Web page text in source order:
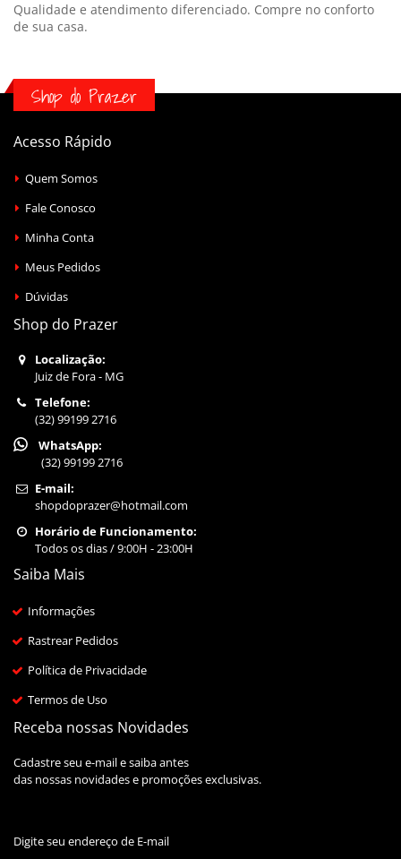
Qualidade e atendimento diferenciado. Compre no conforto
de sua casa.
Shop do Prazer
Acesso Rápido
Quem Somos
Fale Conosco
Minha Conta
Meus Pedidos
Dúvidas
Shop do Prazer
Localização:
Juiz de Fora - MG
Telefone:
(32) 99199 2716
WhatsApp:
(32) 99199 2716
E-mail:
shopdoprazer@hotmail.com
Horário de Funcionamento:
Todos os dias / 9:00H - 23:00H
Saiba Mais
Informações
Rastrear Pedidos
Política de Privacidade
Termos de Uso
Receba nossas Novidades
Cadastre seu e-mail e saiba antes
das nossas novidades e promoções exclusivas.
Digite seu endereço de E-mail